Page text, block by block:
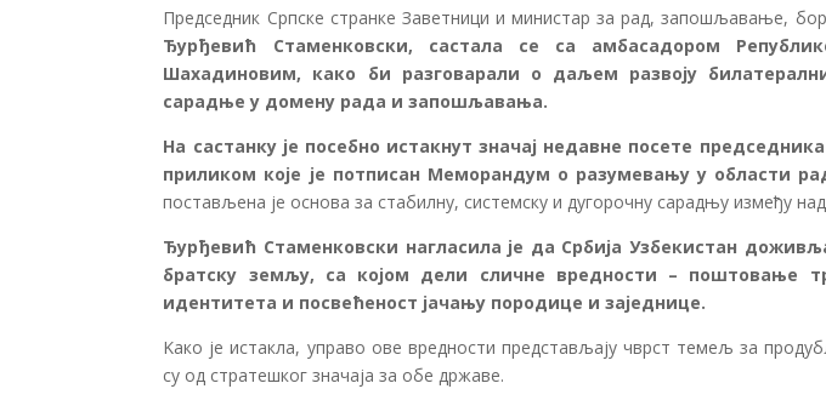
Председник Српске странке Заветници и министар за рад, запошљавање,
Ђурђевић Стаменковски, састала се са амбасадором
Шахадиновим, како би разговарали о даљем развоју
сарадње у домену рада и запошљавања.
На састанку је посебно истакнут значај недавне посете
приликом које је потписан Меморандум о разумевању у области
постављена је основа за стабилну, системску и дугорочну сарадњу између
Ђурђевић Стаменковски нагласила је да Србија Узбекистан
братску земљу, са којом дели сличне вредности – поштовање
идентитета и посвећеност јачању породице и заједнице.
Kако је истакла, управо ове вредности представљају чврст темељ за
су од стратешког значаја за обе државе.